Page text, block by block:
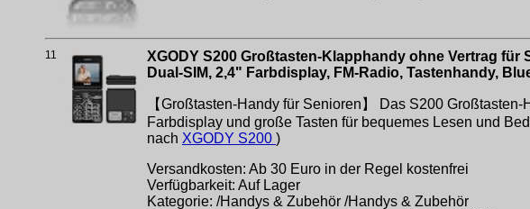
11
XGODY S200 Großtasten-Klapphandy ohne Vertrag
Dual-SIM, 2,4" Farbdisplay, FM-Radio, Tastenhandy,
【Großtasten-Handy für Senioren】 Das S200
Farbdisplay und große Tasten für bequemes Lesen und
nach XGODY S200 )
Versandkosten: Ab 30 Euro in der Regel kostenfrei
Verfügbarkeit: Auf Lager
Kategorie: /Handys & Zubehör /Handys & Zubehör